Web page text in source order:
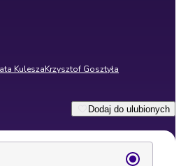
KuleszaKrzysztof Gosztyła
Dodaj do ulubionych